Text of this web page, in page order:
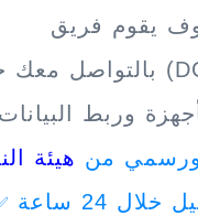
يقوم فريق
وربط
من هيئة
24 ساعة